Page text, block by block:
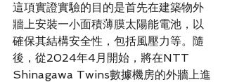
這項實證實驗的目的是首先在建築物外
牆上安裝一小面積薄膜太陽能電池，以
確保其結構安全性，包括風壓力等。隨
後，從2024年4月開始，將在NTT
Shinagawa Twins數據機房的外牆上進